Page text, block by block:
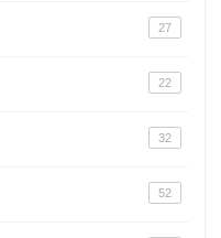
27
22
32
52